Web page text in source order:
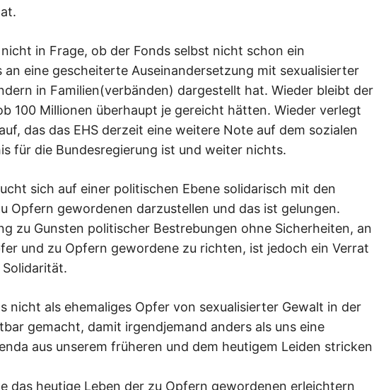
in Frage, ob der Fonds selbst nicht schon ein
an eine gescheiterte Auseinandersetzung mit sexualisierter
in Familien(verbänden) dargestellt hat. Wieder bleibt der
100 Millionen überhaupt je gereicht hätten. Wieder verlegt
das das EHS derzeit eine weitere Note auf dem sozialen
für die Bundesregierung ist und weiter nichts.
sich auf einer politischen Ebene solidarisch mit den
Opfern gewordenen darzustellen und das ist gelungen.
zu Gunsten politischer Bestrebungen ohne Sicherheiten, an
und zu Opfern gewordene zu richten, ist jedoch ein Verrat
nicht als ehemaliges Opfer von sexualisierter Gewalt in der
gemacht, damit irgendjemand anders als uns eine
aus unserem früheren und dem heutigem Leiden stricken
das heutige Leben der zu Opfern gewordenen erleichtern